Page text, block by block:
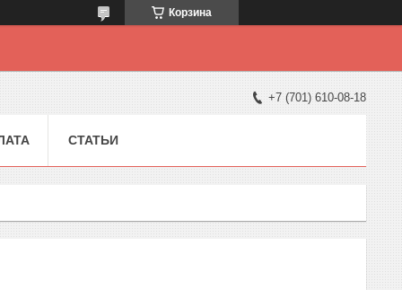
Корзина
+7 (701) 610-08-18
СТАТЬИ